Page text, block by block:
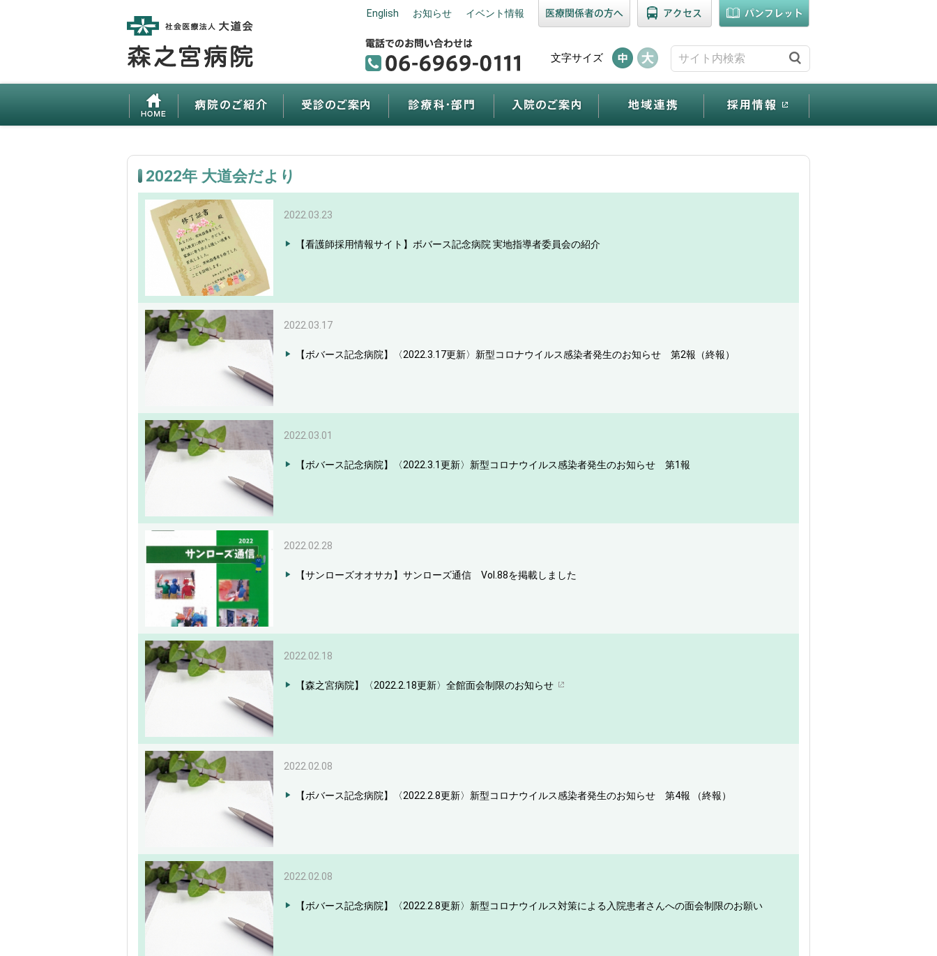
イベント情報
お知らせ
English
文字サイズ
2022年 大道会だより
2022.03.23
【看護師採用情報サイト】ボバース記念病院 実地指導者委員会の紹介
2022.03.17
【ボバース記念病院】〈2022.3.17更新〉新型コロナウイルス感染者発生のお知らせ 第2報（終報）
2022.03.01
【ボバース記念病院】〈2022.3.1更新〉新型コロナウイルス感染者発生のお知らせ 第1報
2022.02.28
【サンローズオオサカ】サンローズ通信 Vol.88を掲載しました
2022.02.18
【森之宮病院】〈2022.2.18更新〉全館面会制限のお知らせ
2022.02.08
【ボバース記念病院】〈2022.2.8更新〉新型コロナウイルス感染者発生のお知らせ 第4報 （終報）
2022.02.08
【ボバース記念病院】〈2022.2.8更新〉新型コロナウイルス対策による入院患者さんへの面会制限のお願い